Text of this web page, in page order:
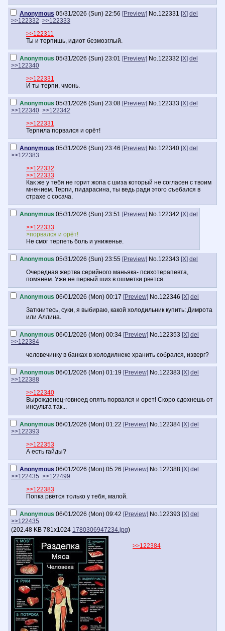
Anonymous 05/31/2026 (Sun) 22:56 [Preview] No.122331 [X] del
>>122332 >>122333
>>122311
Ты и терпишь, идиот безмозглый.
Anonymous 05/31/2026 (Sun) 23:01 [Preview] No.122332 [X] del
>>122340
>>122331
И ты терпи, чмонь.
Anonymous 05/31/2026 (Sun) 23:08 [Preview] No.122333 [X] del
>>122340 >>122342
>>122331
Терпила порвался и орёт!
Anonymous 05/31/2026 (Sun) 23:46 [Preview] No.122340 [X] del
>>122383
>>122332
>>122333
Как же у тебя не горит жопа с шиза который не согласен с твоим
мнением. Терпи, пидарасина, ты ведь ради этого съебался в
страхе с сосача.
Anonymous 05/31/2026 (Sun) 23:51 [Preview] No.122342 [X] del
>>122333
>порвался и орёт!
Не смог терпеть боль и униженье.
Anonymous 05/31/2026 (Sun) 23:55 [Preview] No.122343 [X] del
Очередная жертва серийного маньяка- психотерапевта,
помянем. Уже не первый шиз в ошметки рвется.
Anonymous 06/01/2026 (Mon) 00:17 [Preview] No.122346 [X] del
Заткнитесь, суки, я выбираю, какой холодильник купить: Димрота
или Аллина.
Anonymous 06/01/2026 (Mon) 00:34 [Preview] No.122353 [X] del
>>122384
человечинку в банках в холодилнеке хранить собрался, изверг?
Anonymous 06/01/2026 (Mon) 01:19 [Preview] No.122383 [X] del
>>122388
>>122340
Вырожденец-говноед опять порвался и орет! Скоро сдохнешь от
инсульта так...
Anonymous 06/01/2026 (Mon) 01:22 [Preview] No.122384 [X] del
>>122393
>>122353
А есть гайды?
Anonymous 06/01/2026 (Mon) 05:26 [Preview] No.122388 [X] del
>>122435 >>122499
>>122383
Попка рвётся только у тебя, малой.
Anonymous 06/01/2026 (Mon) 09:42 [Preview] No.122393 [X] del
>>122435
(202.48 KB 781x1024 1780306947234.jpg)
>>122384